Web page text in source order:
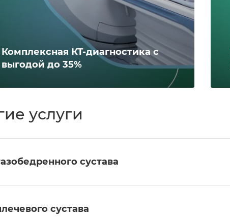
Комплексная КТ-диагностика с
выгодой до 35%
услуги
сустава
сустава